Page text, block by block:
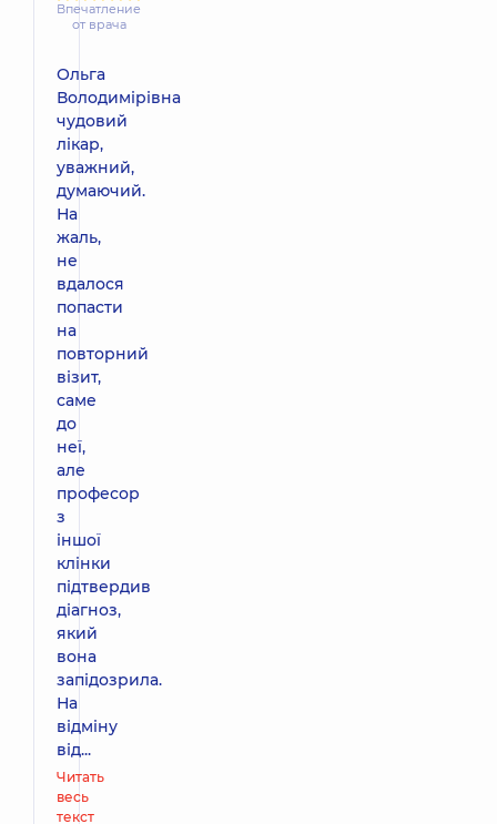
Впечатление
от врача
Ольга
Володимірівна
чудовий
лікар,
уважний,
думаючий.
На
жаль,
не
вдалося
попасти
на
повторний
візит,
саме
до
неї,
але
професор
з
іншої
клінки
підтвердив
діагноз,
який
вона
запідозрила.
На
відміну
від...
Читать
весь
текст